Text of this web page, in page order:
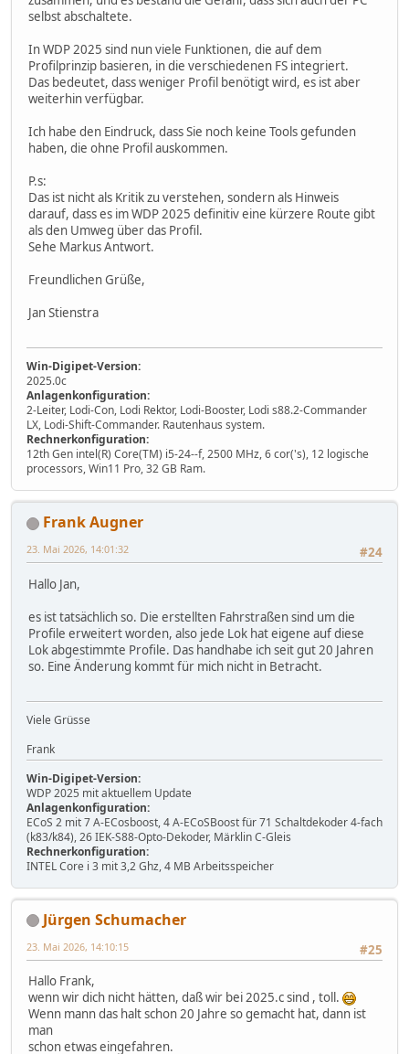
selbst abschaltete.
In WDP 2025 sind nun viele Funktionen, die auf dem
Profilprinzip basieren, in die verschiedenen FS integriert.
Das bedeutet, dass weniger Profil benötigt wird, es ist aber
weiterhin verfügbar.
Ich habe den Eindruck, dass Sie noch keine Tools gefunden
haben, die ohne Profil auskommen.
P.s:
Das ist nicht als Kritik zu verstehen, sondern als Hinweis
darauf, dass es im WDP 2025 definitiv eine kürzere Route gibt
als den Umweg über das Profil.
Sehe Markus Antwort.
Freundlichen Grüße,
Jan Stienstra
Win-Digipet-Version:
2025.0c
Anlagenkonfiguration:
2-Leiter, Lodi-Con, Lodi Rektor, Lodi-Booster, Lodi s88.2-Commander
LX, Lodi-Shift-Commander. Rautenhaus system.
Rechnerkonfiguration:
12th Gen intel(R) Core(TM) i5-24--f, 2500 MHz, 6 cor('s), 12 logische
processors, Win11 Pro, 32 GB Ram.
Frank Augner
#24
23. Mai 2026, 14:01:32
Hallo Jan,
es ist tatsächlich so. Die erstellten Fahrstraßen sind um die
Profile erweitert worden, also jede Lok hat eigene auf diese
Lok abgestimmte Profile. Das handhabe ich seit gut 20 Jahren
so. Eine Änderung kommt für mich nicht in Betracht.
Viele Grüsse
Frank
Win-Digipet-Version:
WDP 2025 mit aktuellem Update
Anlagenkonfiguration:
ECoS 2 mit 7 A-ECosboost, 4 A-ECoSBoost für 71 Schaltdekoder 4-fach
(k83/k84), 26 IEK-S88-Opto-Dekoder, Märklin C-Gleis
Rechnerkonfiguration:
INTEL Core i 3 mit 3,2 Ghz, 4 MB Arbeitsspeicher
Jürgen Schumacher
#25
23. Mai 2026, 14:10:15
Hallo Frank,
wenn wir dich nicht hätten, daß wir bei 2025.c sind , toll.
Wenn mann das halt schon 20 Jahre so gemacht hat, dann ist
man
schon etwas eingefahren.